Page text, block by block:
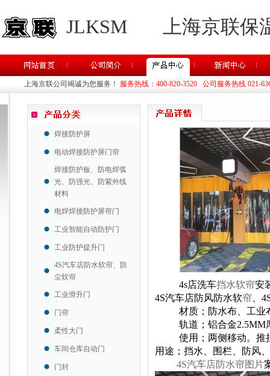
JLKSM 上海京联
上海京联公司竭诚为您服务！ 服务热线：400-820-3520 公司服务热线 021-
焊接防护屏
电动焊接防护屏门帘
焊接防护板、防电焊弧
光、防强光、防紫外线
材料
电焊焊接防护屏帘门
工业智能自动防护门
工业防护提升门
4S汽车店防水软帘、防
尘软帘
工业滑升门
门帘
柔性大门
车间仓库自动门
门封
4s店洗车挡水软帘安
4S汽车店防风防水软帘 、
材质； 防水布、工业
轨道；铝合金2.5MM厚
使用；两侧移动。推
用途；挡水、围栏、防风
4S汽车店防水帘图片